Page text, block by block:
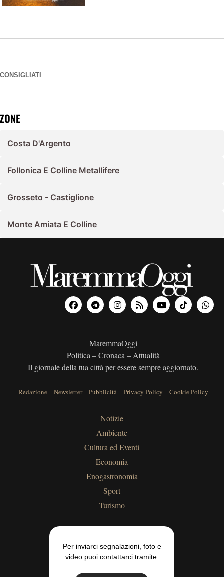
CONSIGLIATI
ZONE
Costa D'Argento
Follonica E Colline Metallifere
Grosseto - Castiglione
Monte Amiata E Colline
MaremmaOggi
Politica – Cronaca – Attualità
Il giornale della tua città per essere sempre aggiornato.
Redazione –Newsletter–Pubblicità–Privacy Policy –Cookie Policy
Notizie
Ambiente
Cultura ed Eventi
Economia
Enogastronomia
Sport
Turismo
Per inviarci segnalazioni, foto e
video puoi contattarci tramite: